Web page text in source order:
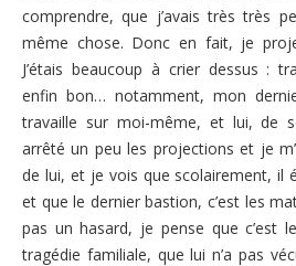
comprendre, que j’avais très très
même chose. Donc en fait, je
J’étais beaucoup à crier dessus :
enfin bon… notamment, mon
travaille sur moi-même, et lui, de
arrêté un peu les projections et je
de lui, et je vois que scolairement, il
et que le dernier bastion, c’est les
pas un hasard, je pense que c’est
tragédie familiale, que lui n’a pas